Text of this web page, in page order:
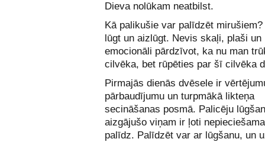
Dieva nolūkam neatbilst.
Kā palikušie var palīdzēt
lūgt un aizlūgt. Nevis skaļi, plaši un
emocionāli pārdzīvot, ka nu man
cilvēka, bet rūpēties par šī cilvēka
Pirmajās dienās dvēsele ir
pārbaudījumu un turpmākā likteņa
secināšanas posmā. Palicēju
aizgājušo viņam ir ļoti
palīdz. Palīdzēt var ar lūgšanu, un